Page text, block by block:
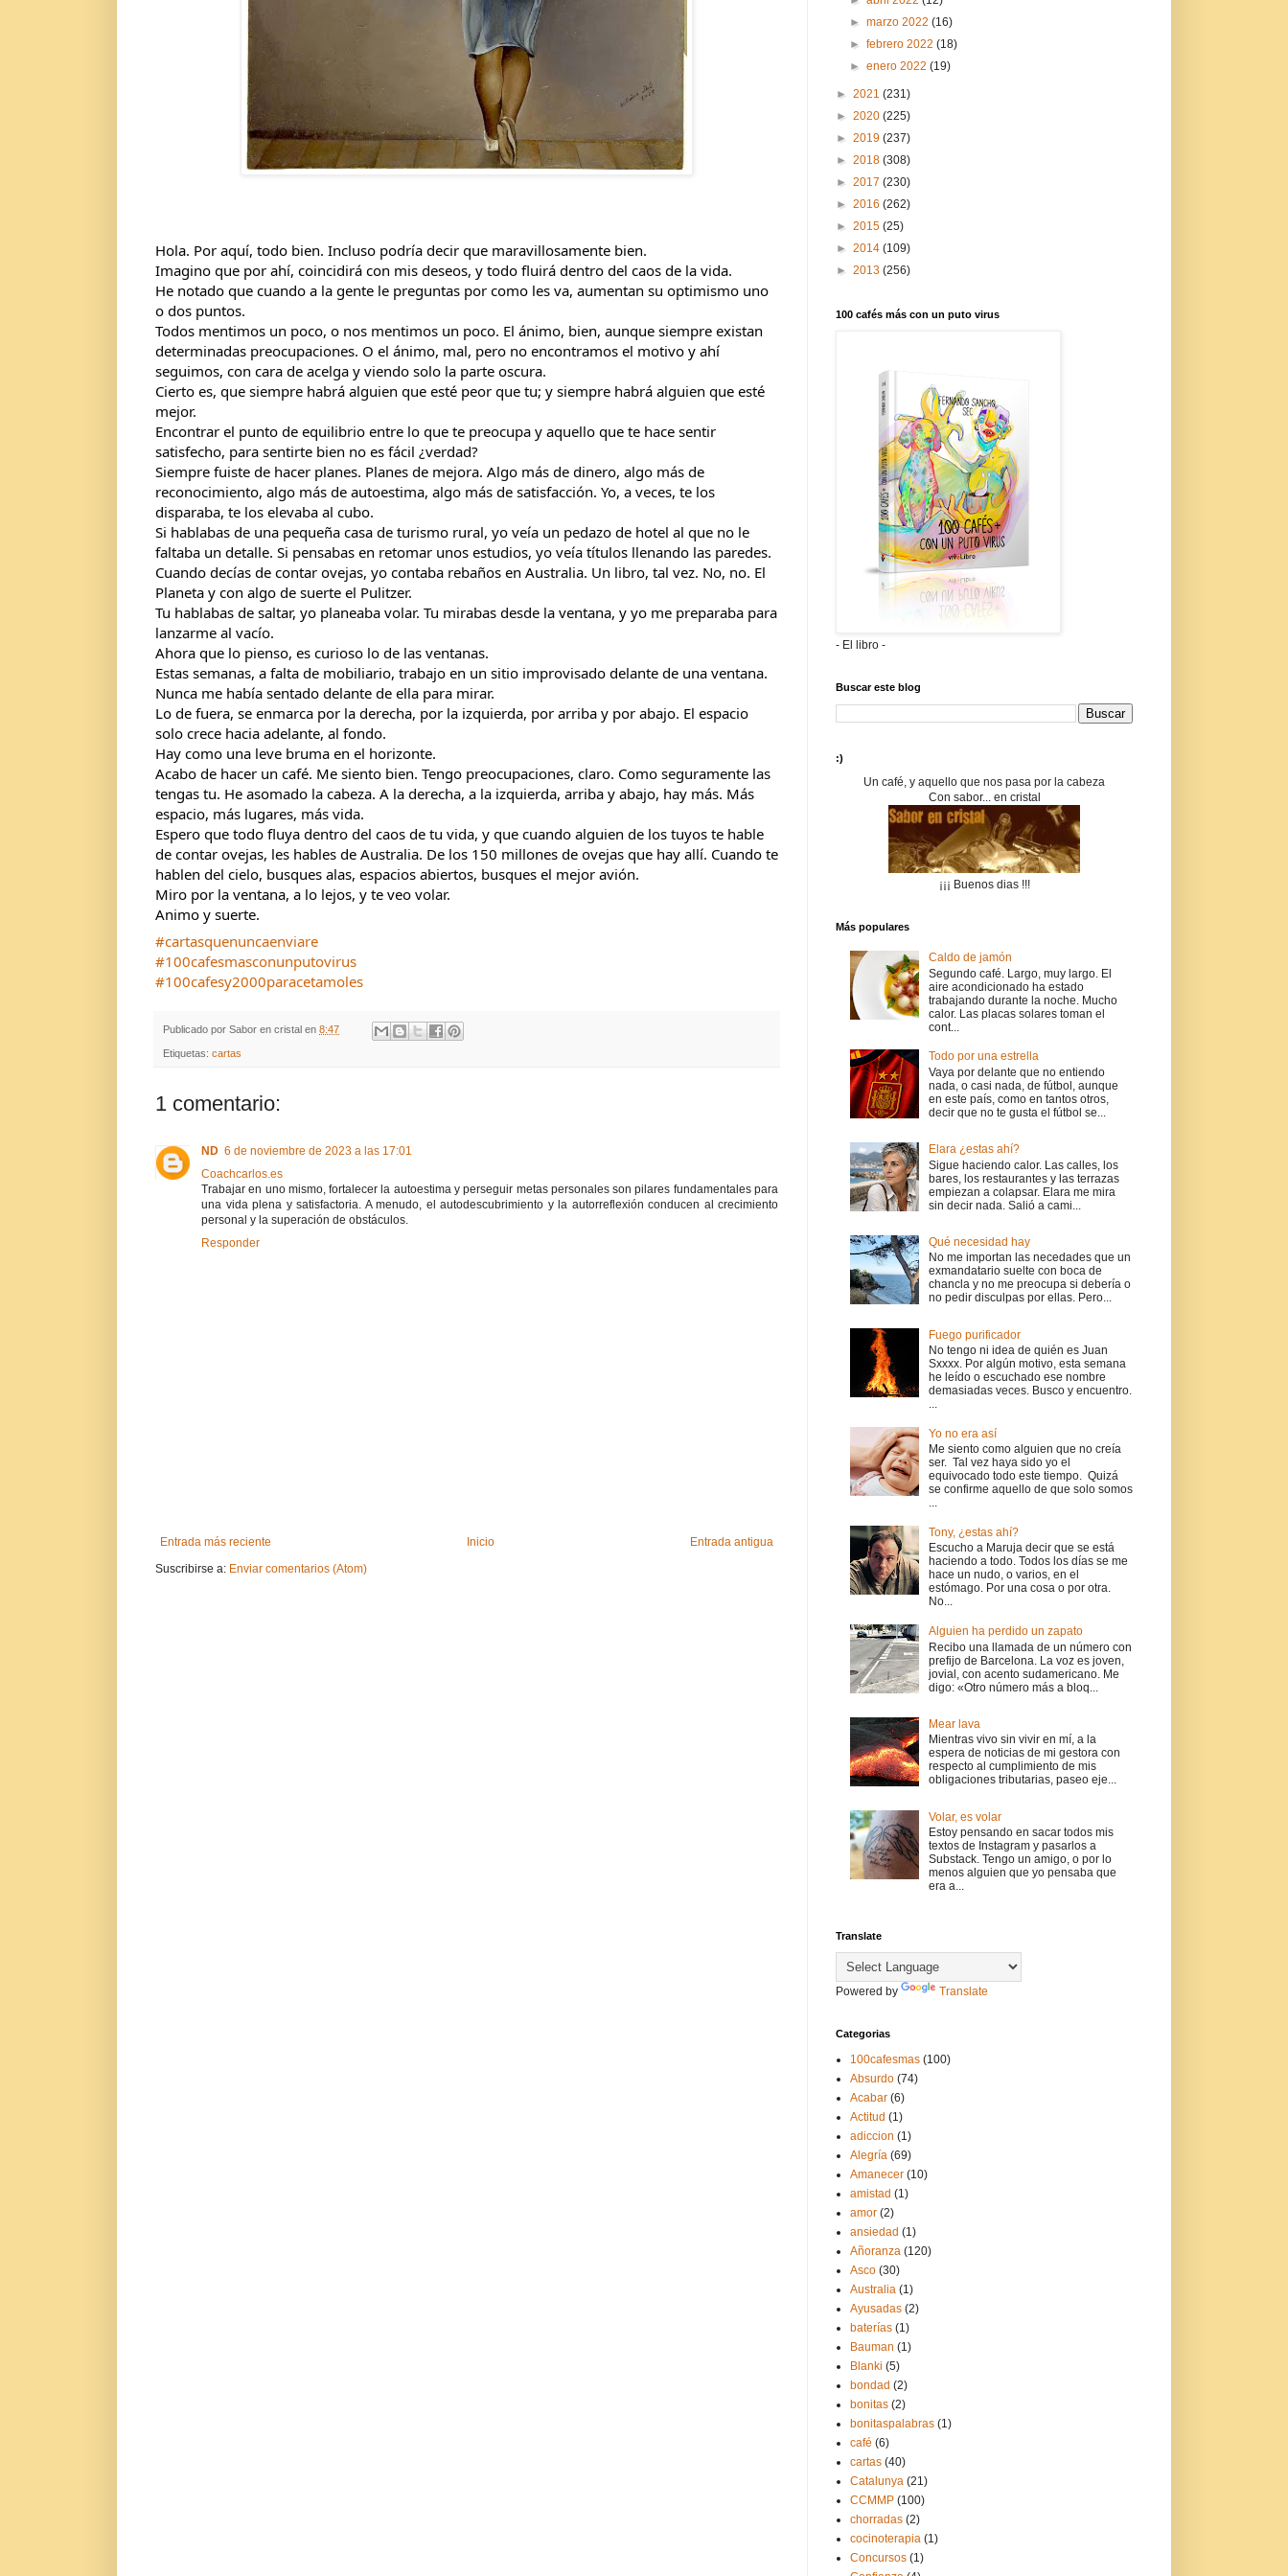
Hola. Por aquí, todo bien. Incluso podría decir que maravillosamente bien.
Imagino que por ahí, coincidirá con mis deseos, y todo fluirá dentro del caos de la vida.
He notado que cuando a la gente le preguntas por como les va, aumentan su optimismo uno
o dos puntos.
Todos mentimos un poco, o nos mentimos un poco. El ánimo, bien, aunque siempre existan
determinadas preocupaciones. O el ánimo, mal, pero no encontramos el motivo y ahí
seguimos, con cara de acelga y viendo solo la parte oscura.
Cierto es, que siempre habrá alguien que esté peor que tu; y siempre habrá alguien que esté
mejor.
Encontrar el punto de equilibrio entre lo que te preocupa y aquello que te hace sentir
satisfecho, para sentirte bien no es fácil ¿verdad?
Siempre fuiste de hacer planes. Planes de mejora. Algo más de dinero, algo más de
reconocimiento, algo más de autoestima, algo más de satisfacción. Yo, a veces, te los
disparaba, te los elevaba al cubo.
Si hablabas de una pequeña casa de turismo rural, yo veía un pedazo de hotel al que no le
faltaba un detalle. Si pensabas en retomar unos estudios, yo veía títulos llenando las paredes.
Cuando decías de contar ovejas, yo contaba rebaños en Australia. Un libro, tal vez. No, no. El
Planeta y con algo de suerte el Pulitzer.
Tu hablabas de saltar, yo planeaba volar. Tu mirabas desde la ventana, y yo me preparaba para
lanzarme al vacío.
Ahora que lo pienso, es curioso lo de las ventanas.
Estas semanas, a falta de mobiliario, trabajo en un sitio improvisado delante de una ventana.
Nunca me había sentado delante de ella para mirar.
Lo de fuera, se enmarca por la derecha, por la izquierda, por arriba y por abajo. El espacio
solo crece hacia adelante, al fondo.
Hay como una leve bruma en el horizonte.
Acabo de hacer un café. Me siento bien. Tengo preocupaciones, claro. Como seguramente las
tengas tu. He asomado la cabeza. A la derecha, a la izquierda, arriba y abajo, hay más. Más
espacio, más lugares, más vida.
Espero que todo fluya dentro del caos de tu vida, y que cuando alguien de los tuyos te hable
de contar ovejas, les hables de Australia. De los 150 millones de ovejas que hay allí. Cuando te
hablen del cielo, busques alas, espacios abiertos, busques el mejor avión.
Miro por la ventana, a lo lejos, y te veo volar.
Animo y suerte.
#cartasquenuncaenviare
#100cafesmasconunputovirus
#100cafesy2000paracetamoles
Publicado por Sabor en cristal en 8:47
Etiquetas: cartas
1 comentario:
ND 6 de noviembre de 2023 a las 17:01
Coachcarlos.es
Trabajar en uno mismo, fortalecer la autoestima y perseguir metas personales son pilares fundamentales para
una vida plena y satisfactoria. A menudo, el autodescubrimiento y la autorreflexión conducen al crecimiento
personal y la superación de obstáculos.
Responder
Entrada más reciente Entrada antigua
Inicio
Suscribirse a: Enviar comentarios (Atom)
►marzo 2022(16)
►febrero 2022(18)
►enero 2022(19)
► 2021 (231)
► 2020 (225)
► 2019 (237)
► 2018 (308)
► 2017 (230)
► 2016 (262)
► 2015 (25)
► 2014 (109)
► 2013 (256)
100 cafés más con un puto virus
- El libro -
Buscar este blog
:)
Un café, y aquello que nos pasa por la cabeza
Con sabor... en cristal
¡¡¡ Buenos dias !!!
Más populares
Caldo de jamón
Segundo café. Largo, muy largo. El
aire acondicionado ha estado
trabajando durante la noche. Mucho
calor. Las placas solares toman el
cont...
Todo por una estrella
Vaya por delante que no entiendo
nada, o casi nada, de fútbol, aunque
en este país, como en tantos otros,
decir que no te gusta el fútbol se...
Elara ¿estas ahí?
Sigue haciendo calor. Las calles, los
bares, los restaurantes y las terrazas
empiezan a colapsar. Elara me mira
sin decir nada. Salió a cami...
Qué necesidad hay
No me importan las necedades que un
exmandatario suelte con boca de
chancla y no me preocupa si debería o
no pedir disculpas por ellas. Pero...
Fuego purificador
No tengo ni idea de quién es Juan
Sxxxx. Por algún motivo, esta semana
he leído o escuchado ese nombre
demasiadas veces. Busco y encuentro.
...
Yo no era así
Me siento como alguien que no creía
ser. Tal vez haya sido yo el
equivocado todo este tiempo. Quizá
se confirme aquello de que solo somos
...
Tony, ¿estas ahí?
Escucho a Maruja decir que se está
haciendo a todo. Todos los días se me
hace un nudo, o varios, en el
estómago. Por una cosa o por otra.
No...
Alguien ha perdido un zapato
Recibo una llamada de un número con
prefijo de Barcelona. La voz es joven,
jovial, con acento sudamericano. Me
digo: «Otro número más a bloq...
Mear lava
Mientras vivo sin vivir en mí, a la
espera de noticias de mi gestora con
respecto al cumplimiento de mis
obligaciones tributarias, paseo eje...
Volar, es volar
Estoy pensando en sacar todos mis
textos de Instagram y pasarlos a
Substack. Tengo un amigo, o por lo
menos alguien que yo pensaba que
era a...
Translate
Powered by Translate
Categorias
100cafesmas (100)
Absurdo (74)
Acabar (6)
Actitud (1)
adiccion (1)
Alegría (69)
Amanecer (10)
amistad (1)
amor (2)
ansiedad (1)
Añoranza (120)
Asco (30)
Australia (1)
Ayusadas (2)
baterías (1)
Bauman (1)
Blanki (5)
bondad (2)
bonitas (2)
bonitaspalabras (1)
café (6)
cartas (40)
Catalunya (21)
CCMMP (100)
chorradas (2)
cocinoterapia (1)
Concursos (1)